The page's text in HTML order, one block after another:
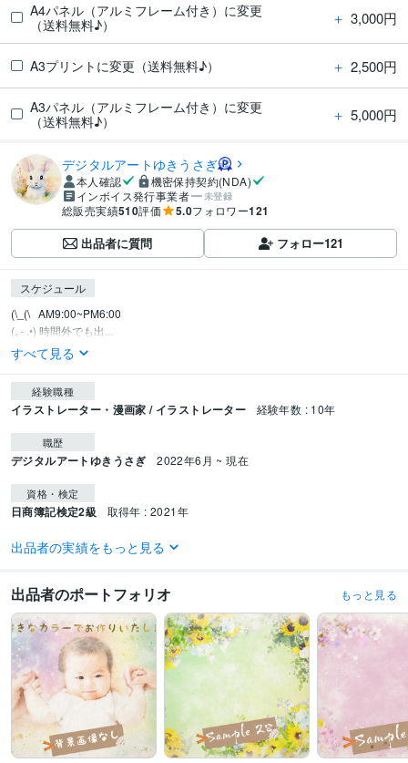
A4パネル（アルミフレーム付き）に変更
（送料無料♪）
＋ 3,000円
A3プリントに変更（送料無料♪） ＋ 2,500円
A3パネル（アルミフレーム付き）に変更
（送料無料♪）
＋ 5,000円
デジタルアートゆきうさぎ
本人確認
機密保持契約(NDA)
インボイス発行事業者
未登録
総販売実績510評価 5.0フォロワー121
出品者に質問 フォロー121
スケジュール
(\_(\   AM9:00~PM6:00
(｡- .•) 時間外でも出...
すべて見る
経験職種
イラストレーター・漫画家 / イラストレーター 経験年数 : 10年
職歴
デジタルアートゆきうさぎ 2022年6月 ~ 現在
資格・検定
日商簿記検定2級 取得年 : 2021年
ビジネス・クリエイティブツール
得意分野
イラスト作成・漫画制作 ふんわり優しい似顔絵を作成します♡
出品者の実績をもっと見る
出品者のポートフォリオ もっと見る